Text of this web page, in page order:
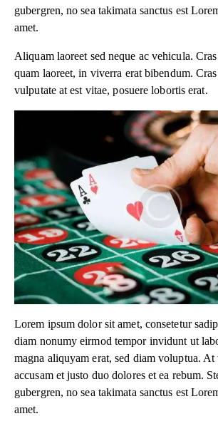
gubergren, no sea takimata sanctus est
amet.
Aliquam laoreet sed neque ac vehicula.
quam laoreet, in viverra erat bibendum.
vulputate at est vitae, posuere lobortis erat.
Lorem ipsum dolor sit amet, consetetur
diam nonumy eirmod tempor invidunt ut
magna aliquyam erat, sed diam voluptua. At
accusam et justo duo dolores et ea rebum.
gubergren, no sea takimata sanctus est
amet.